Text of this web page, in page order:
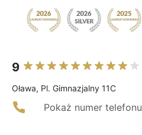
9
Oława, Pl. Gimnazjalny 11C
Pokaż numer telefonu